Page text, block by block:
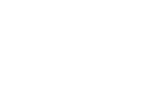
kommer du att
och Budelli, kända